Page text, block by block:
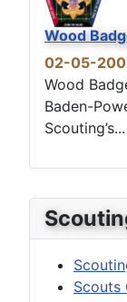
Scouts
Wood
02-05-
Wood
Baden-
Scouting’s...